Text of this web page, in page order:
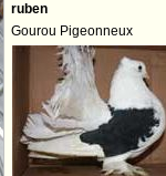
ruben
Gourou Pigeonneux